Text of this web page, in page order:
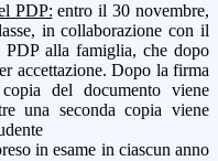
PDP: entro il 30 novembre,
in collaborazione con il
alla famiglia, che dopo
accettazione. Dopo la firma
del documento viene
una seconda copia viene
in esame in ciascun anno